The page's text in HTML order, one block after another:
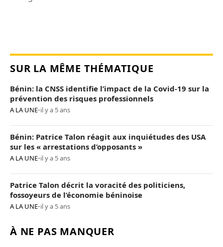
SUR LA MÊME THÉMATIQUE
Bénin: la CNSS identifie l’impact de la Covid-19 sur la
prévention des risques professionnels
A LA UNE•il y a 5 ans
Bénin: Patrice Talon réagit aux inquiétudes des USA
sur les « arrestations d’opposants »
A LA UNE•il y a 5 ans
Patrice Talon décrit la voracité des politiciens,
fossoyeurs de l’économie béninoise
A LA UNE•il y a 5 ans
À NE PAS MANQUER